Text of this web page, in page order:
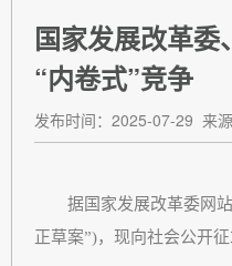
国家发展改革
“内卷式”竞争
发布时间：2025-07-29 来
据国家发展改革委网站
正草案”)，现向社会公开征